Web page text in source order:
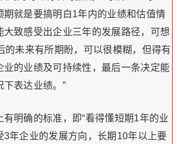
期就是要搞明白1年内的业绩和估值情
大致感受出企业三年的发展路径，可想
的未来有所期盼，可以很模糊，但得有
业的业绩及可持续性，最后一条决定能
表达业绩。”
明确的标准，即“看得懂短期1年的业
3年企业的发展方向，长期10年以上要